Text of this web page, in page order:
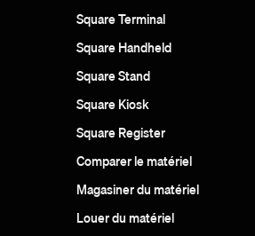
Square Terminal
Square Handheld
Square Stand
Square Kiosk
Square Register
Comparer le matériel
Magasiner du matériel
Louer du matériel